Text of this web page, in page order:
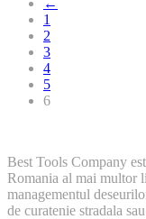
1
2
3
4
5
6
Best Tools Company
Romania al mai multor
managementul
de curatenie stradala